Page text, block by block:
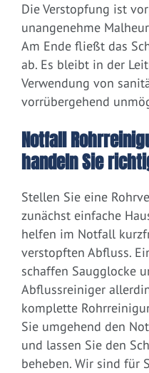
Die Verstopfung ist
unangenehme
Am Ende fließt das
ab. Es bleibt in der
Verwendung von
vorrübergehend
Notfall
handeln Sie
Stellen Sie eine
zunächst einfache
helfen im Notfall
verstopften Abfluss.
schaffen Saugglocke
Abflussreiniger
komplette
Sie umgehend den
und lassen Sie den
beheben. Wir sind für